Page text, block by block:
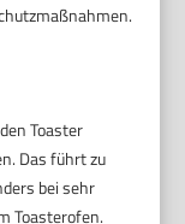
Toaster
Das führt zu
bei sehr
Toasterofen.